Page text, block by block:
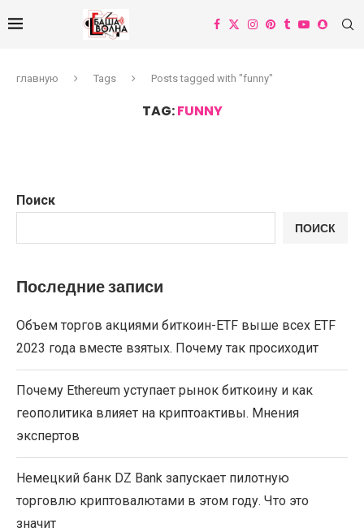
главную Tags Posts tagged with "funny"
TAG:FUNNY
Поиск
ПОИСК
Последние записи
Объем торгов акциями биткоин-ETF выше всех ETF
2023 года вместе взятых. Почему так просиходит
Почему Ethereum уступает рынок биткоину и как
геополитика влияет на криптоактивы. Мнения
экспертов
Немецкий банк DZ Bank запускает пилотную
торговлю криптовалютами в этом году. Что это
значит